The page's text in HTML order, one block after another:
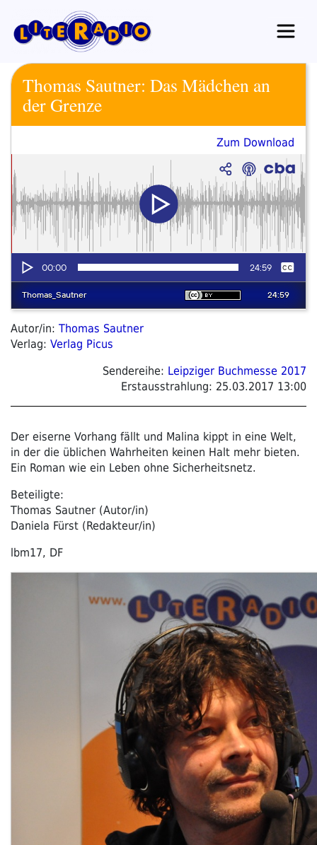
Inhalt
springen
Thomas Sautner: Das Mädchen an
der Grenze
Zum Download
Autor/in: Thomas Sautner
Verlag: Verlag Picus
Sendereihe: Leipziger Buchmesse 2017
Erstausstrahlung: 25.03.2017 13:00
Der eiserne Vorhang fällt und Malina kippt in eine Welt,
in der die üblichen Wahrheiten keinen Halt mehr bieten.
Ein Roman wie ein Leben ohne Sicherheitsnetz.
Beteiligte:
Thomas Sautner (Autor/in)
Daniela Fürst (Redakteur/in)
lbm17, DF